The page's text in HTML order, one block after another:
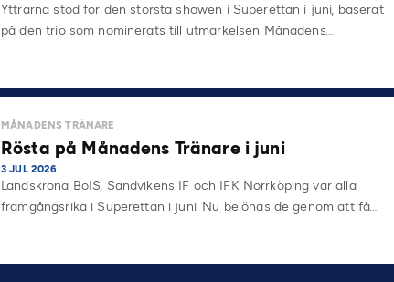
Yttrarna stod för den största showen i Superettan i juni, baserat
på den trio som nominerats till utmärkelsen Månadens…
MÅNADENS TRÄNARE
Rösta på Månadens Tränare i juni
3 JUL 2026
Landskrona BoIS, Sandvikens IF och IFK Norrköping var alla
framgångsrika i Superettan i juni. Nu belönas de genom att få…